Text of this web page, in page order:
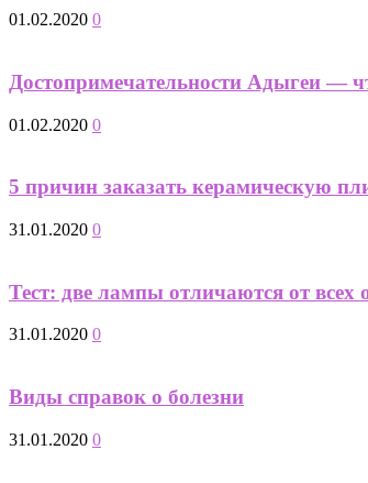
01.02.2020 0
Достопримечательности Адыгеи —
01.02.2020 0
5 причин заказать керамическую
31.01.2020 0
Тест: две лампы отличаются от всех
31.01.2020 0
Виды справок о болезни
31.01.2020 0